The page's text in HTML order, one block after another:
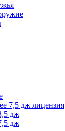
7,5 дж лицензия
дж
дж